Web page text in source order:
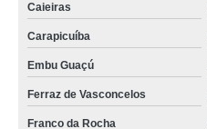
Caieiras
Carapicuíba
Embu Guaçú
Ferraz de Vasconcelos
Franco da Rocha